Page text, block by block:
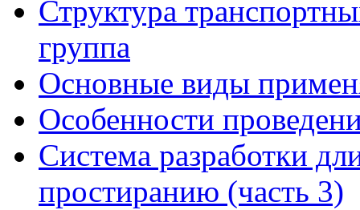
Структура
группа
Основные виды
Особенности
Система разработки
простиранию (часть 3)